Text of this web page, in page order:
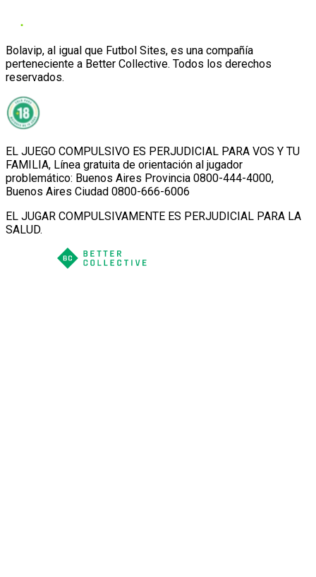
Bolavip, al igual que Futbol Sites, es una compañía
perteneciente a Better Collective. Todos los derechos
reservados.
EL JUEGO COMPULSIVO ES PERJUDICIAL PARA VOS Y TU
FAMILIA, Línea gratuita de orientación al jugador
problemático: Buenos Aires Provincia 0800-444-4000,
Buenos Aires Ciudad 0800-666-6006
EL JUGAR COMPULSIVAMENTE ES PERJUDICIAL PARA LA
SALUD.